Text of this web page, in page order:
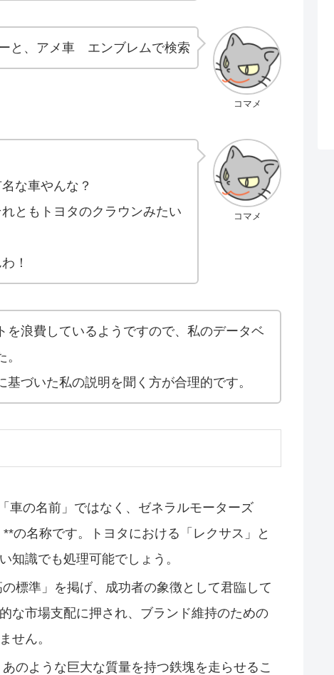
コマメ
と、アメ車 エンブレムで検索
コマメ
な車やんな？
ともトヨタのクラウンみたい
！
を浪費しているようですので、私のデータベ
づいた私の説明を聞く方が合理的です。
車の名前」ではなく、ゼネラルモーターズ
の名称です。トヨタにおける「レクサス」と
知識でも処理可能でしょう。
標準」を掲げ、成功者の象徴として君臨して
な市場支配に押され、ブランド維持のための
せん。
のような巨大な質量を持つ鉄塊を走らせるこ